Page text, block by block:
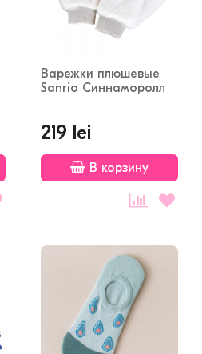
Варежки плюшевые
Sanrio Синнаморолл
219 lei
В корзину